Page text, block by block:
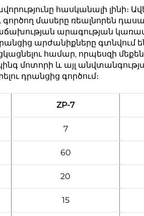
հասկանալի լինի։
մասերը ռեալնորեն
արագության
արժանիքները գտնվում
համար, որպեսզի
մոտորի և այլ
դրանցից գործում։
ZP-7
7
60
20
15